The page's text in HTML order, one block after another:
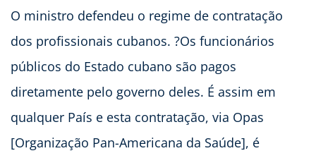
O ministro defendeu o regime de contratação
dos profissionais cubanos. ?Os funcionários
públicos do Estado cubano são pagos
diretamente pelo governo deles. É assim em
qualquer País e esta contratação, via Opas
[Organização Pan-Americana da Saúde], é